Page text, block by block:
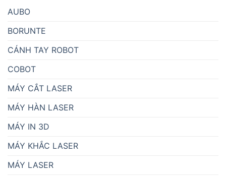
AUBO
BORUNTE
CÁNH TAY ROBOT
COBOT
MÁY CẮT LASER
MÁY HÀN LASER
MÁY IN 3D
MÁY KHẮC LASER
MÁY LASER